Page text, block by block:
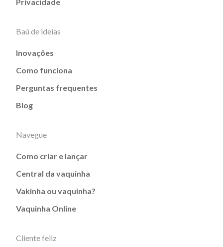
Baú de ideias
Inovações
Como funciona
Perguntas frequentes
Blog
Navegue
Como criar e lançar
Central da vaquinha
Vakinha ou vaquinha?
Vaquinha Online
Cliente feliz